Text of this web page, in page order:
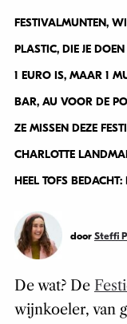
FESTIVALMUNTEN,
PLASTIC, DIE JE
1 EURO IS, MAAR 1
BAR, AU VOOR DE
ZE MISSEN DEZE
CHARLOTTE
HEEL TOFS BEDACHT:
door Steffi
De wat? De
wijnkoeler, van